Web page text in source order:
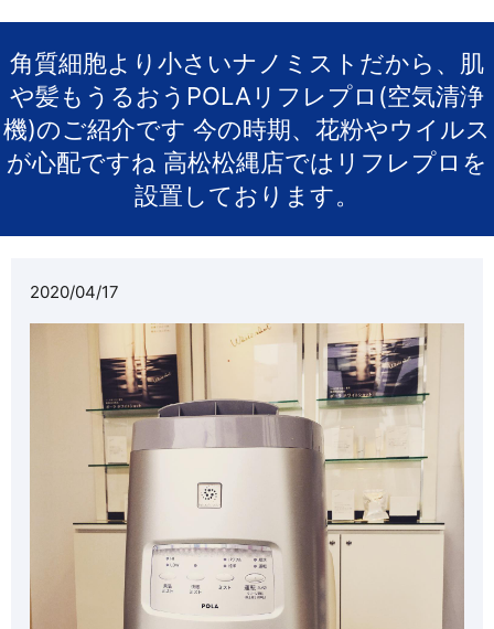
角質細胞より小さいナノミストだから、肌
や髪もうるおうPOLAリフレプロ(空気清浄
機)のご紹介です️ 今の時期、花粉やウイルス
が心配ですね️ 高松松縄店ではリフレプロを
設置しております。
2020/04/17